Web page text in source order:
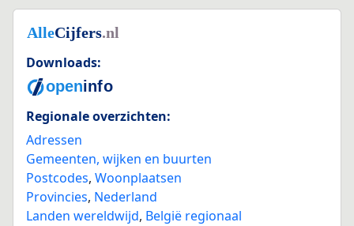
Downloads:
Regionale overzichten:
Adressen
Gemeenten, wijken en buurten
Postcodes, Woonplaatsen
Provincies, Nederland
Landen wereldwijd, België regionaal